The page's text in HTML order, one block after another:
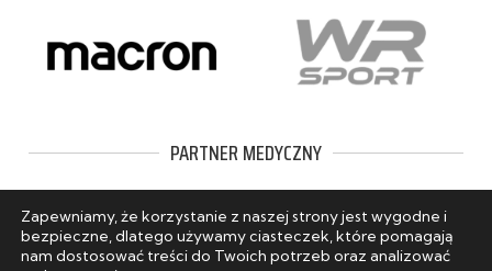
PARTNER MEDYCZNY
Zapewniamy, że korzystanie z naszej strony jest wygodne i
bezpieczne, dlatego używamy ciasteczek, które pomagają
nam dostosować treści do Twoich potrzeb oraz analizować